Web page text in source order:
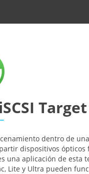
Target
dentro de
dispositivos ópticos
una aplicación de esta
Lite y Ultra pueden